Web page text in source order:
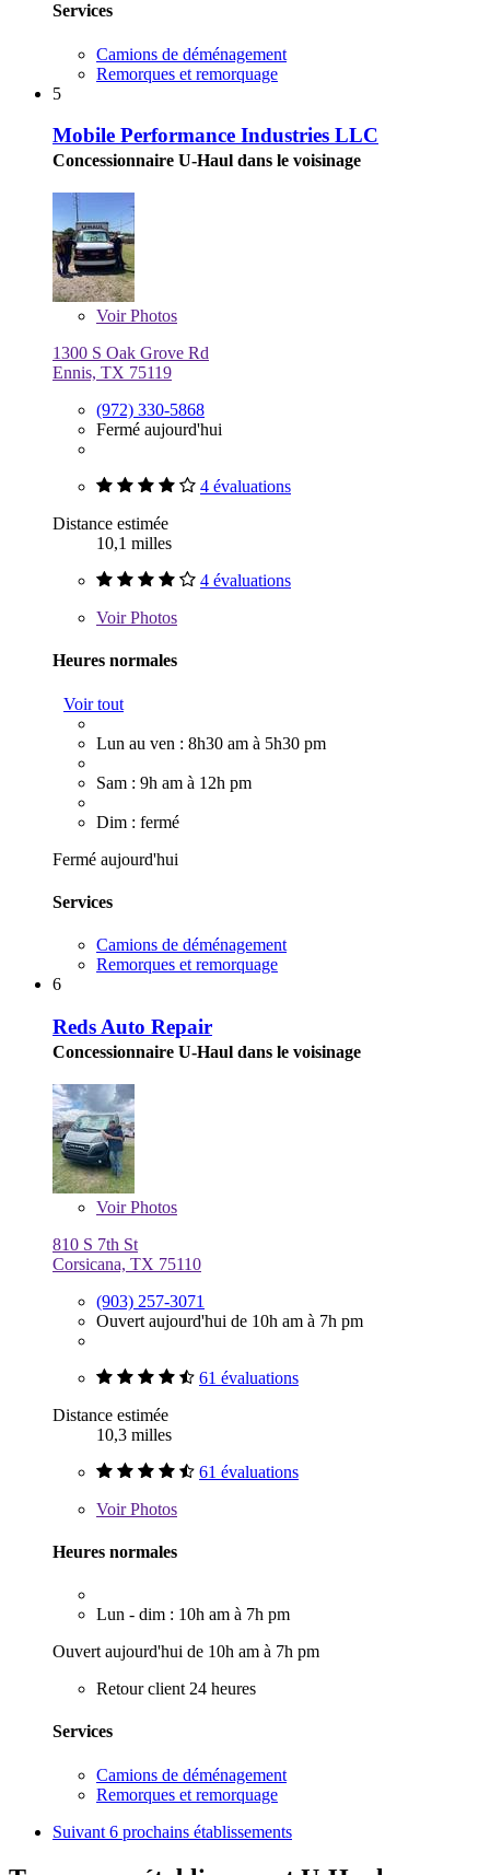
Services
Camions de déménagement
Remorques et remorquage
5
Mobile Performance Industries LLC
Concessionnaire U-Haul dans le voisinage
VoirPhotos
1300 S Oak Grove Rd
Ennis, TX 75119
(972) 330-5868
Fermé aujourd'hui
4 évaluations
Distance estimée
10,1 milles
4 évaluations
VoirPhotos
Heures normales
Voir tout
Lun au ven : 8h30 am à 5h30 pm
Sam : 9h am à 12h pm
Dim : fermé
Fermé aujourd'hui
Services
Camions de déménagement
Remorques et remorquage
6
Reds Auto Repair
Concessionnaire U-Haul dans le voisinage
VoirPhotos
810 S 7th St
Corsicana, TX 75110
(903) 257-3071
Ouvert aujourd'hui de 10h am à 7h pm
61 évaluations
Distance estimée
10,3 milles
61 évaluations
VoirPhotos
Heures normales
Lun - dim : 10h am à 7h pm
Ouvert aujourd'hui de 10h am à 7h pm
Retour client 24 heures
Services
Camions de déménagement
Remorques et remorquage
Suivant 6 prochains établissements